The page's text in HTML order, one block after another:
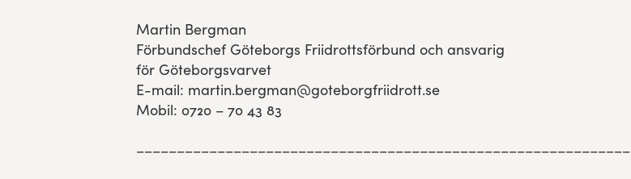
Martin Bergman
Förbundschef Göteborgs Friidrottsförbund och ansvarig
för Göteborgsvarvet
E-mail: martin.bergman@goteborgfriidrott.se
Mobil: 0720 – 70 43 83
–––––––––––––––––––––––––––––––––––––––––––––––––––––––––––––